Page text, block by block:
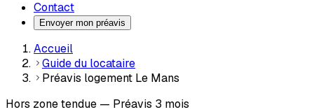
Contact
Envoyer mon préavis
Accueil
Guide du locataire
Préavis logement Le Mans
Hors zone tendue — Préavis 3 mois